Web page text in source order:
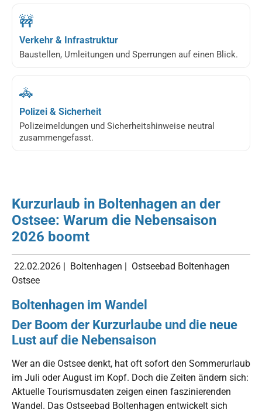
🚧
Verkehr & Infrastruktur
Baustellen, Umleitungen und Sperrungen auf einen Blick.
🚓
Polizei & Sicherheit
Polizeimeldungen und Sicherheitshinweise neutral
zusammengefasst.
Kurzurlaub in Boltenhagen an der
Ostsee: Warum die Nebensaison
2026 boomt
22.02.2026 | Boltenhagen | Ostseebad Boltenhagen
Ostsee
Boltenhagen im Wandel
Der Boom der Kurzurlaube und die neue
Lust auf die Nebensaison
Wer an die Ostsee denkt, hat oft sofort den Sommerurlaub
im Juli oder August im Kopf. Doch die Zeiten ändern sich:
Aktuelle Tourismusdaten zeigen einen faszinierenden
Wandel. Das Ostseebad Boltenhagen entwickelt sich